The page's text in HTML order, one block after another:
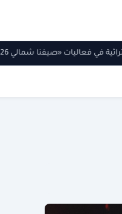
في فعاليات «صيفنا شمالي 2026»